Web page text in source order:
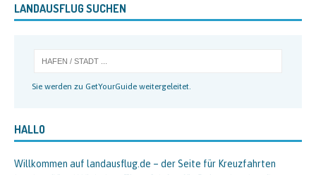
LANDAUSFLUG SUCHEN
Sie werden zu GetYourGuide weitergeleitet.
HALLO
Willkommen auf landausflug.de – der Seite für Kreuzfahrten